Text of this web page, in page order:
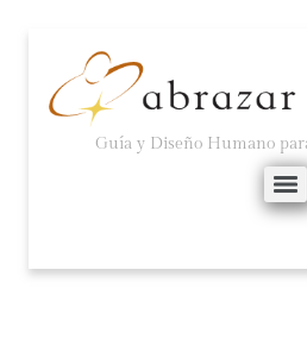
Guía y Diseño Humano